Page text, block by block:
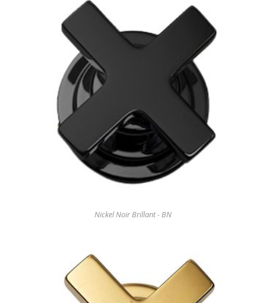
Nickel Noir Brillant - BN